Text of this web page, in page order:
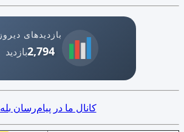
بازدیدهای دیروز
2,794بازدید
کانال ما در پیام‌رسان بله